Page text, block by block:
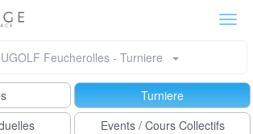
UGOLF Feucherolles - Turniere
Turniere
Events / Cours Collectifs